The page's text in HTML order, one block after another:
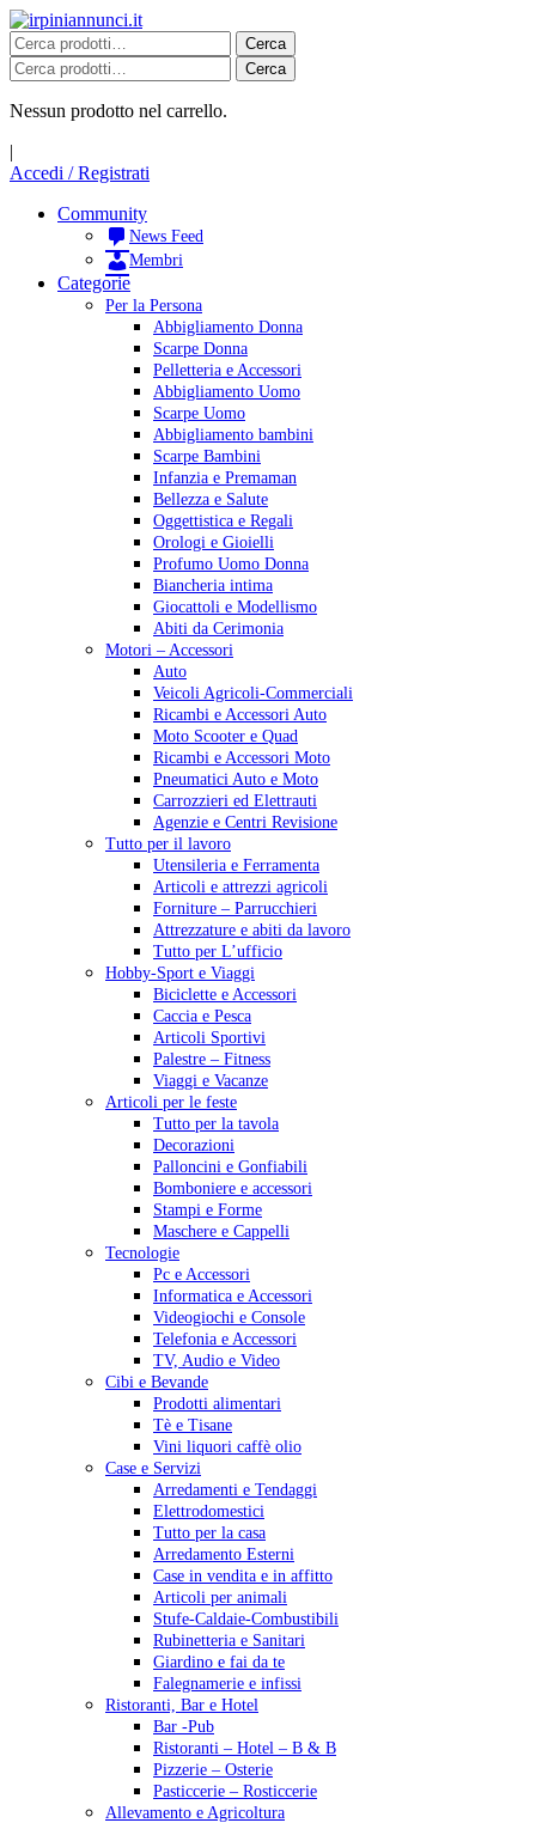
Cerca
Cerca
Nessun prodotto nel carrello.
|
Accedi / Registrati
Community
News Feed
Membri
Categorie
Per la Persona
Abbigliamento Donna
Scarpe Donna
Pelletteria e Accessori
Abbigliamento Uomo
Scarpe Uomo
Abbigliamento bambini
Scarpe Bambini
Infanzia e Premaman
Bellezza e Salute
Oggettistica e Regali
Orologi e Gioielli
Profumo Uomo Donna
Biancheria intima
Giocattoli e Modellismo
Abiti da Cerimonia
Motori – Accessori
Auto
Veicoli Agricoli-Commerciali
Ricambi e Accessori Auto
Moto Scooter e Quad
Ricambi e Accessori Moto
Pneumatici Auto e Moto
Carrozzieri ed Elettrauti
Agenzie e Centri Revisione
Tutto per il lavoro
Utensileria e Ferramenta
Articoli e attrezzi agricoli
Forniture – Parrucchieri
Attrezzature e abiti da lavoro
Tutto per L’ufficio
Hobby-Sport e Viaggi
Biciclette e Accessori
Caccia e Pesca
Articoli Sportivi
Palestre – Fitness
Viaggi e Vacanze
Articoli per le feste
Tutto per la tavola
Decorazioni
Palloncini e Gonfiabili
Bomboniere e accessori
Stampi e Forme
Maschere e Cappelli
Tecnologie
Pc e Accessori
Informatica e Accessori
Videogiochi e Console
Telefonia e Accessori
TV, Audio e Video
Cibi e Bevande
Prodotti alimentari
Tè e Tisane
Vini liquori caffè olio
Case e Servizi
Arredamenti e Tendaggi
Elettrodomestici
Tutto per la casa
Arredamento Esterni
Case in vendita e in affitto
Articoli per animali
Stufe-Caldaie-Combustibili
Rubinetteria e Sanitari
Giardino e fai da te
Falegnamerie e infissi
Ristoranti, Bar e Hotel
Bar -Pub
Ristoranti – Hotel – B & B
Pizzerie – Osterie
Pasticcerie – Rosticcerie
Allevamento e Agricoltura